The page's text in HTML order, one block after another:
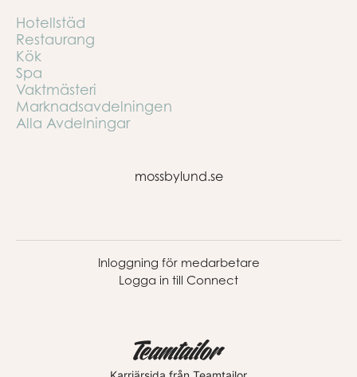
Hotellstäd
Restaurang
Kök
Spa
Vaktmästeri
Marknadsavdelningen
Alla Avdelningar
mossbylund.se
Inloggning för medarbetare
Logga in till Connect